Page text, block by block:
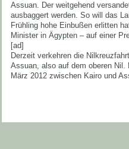
Assuan. Der weitgehend
ausbaggert werden. So will das
Frühling hohe Einbußen erlitten
Minister in Ägypten – auf einer
[ad]
Derzeit verkehren die
Assuan, also auf dem oberen
März 2012 zwischen Kairo und